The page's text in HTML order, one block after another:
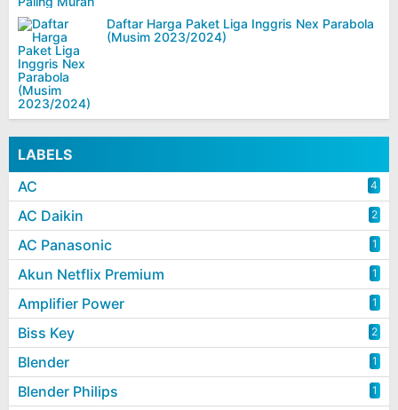
Daftar Harga Paket Liga Inggris Nex Parabola
(Musim 2023/2024)
LABELS
AC
4
AC Daikin 2
AC Panasonic 1
Akun Netflix Premium 1
Amplifier Power 1
Biss Key 2
Blender 1
Blender Philips 1